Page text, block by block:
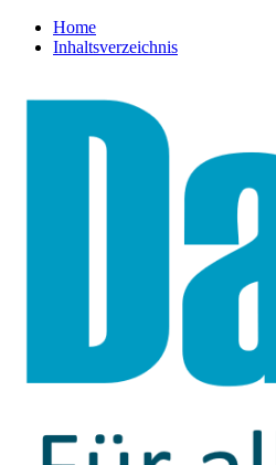
Home
Inhaltsverzeichnis